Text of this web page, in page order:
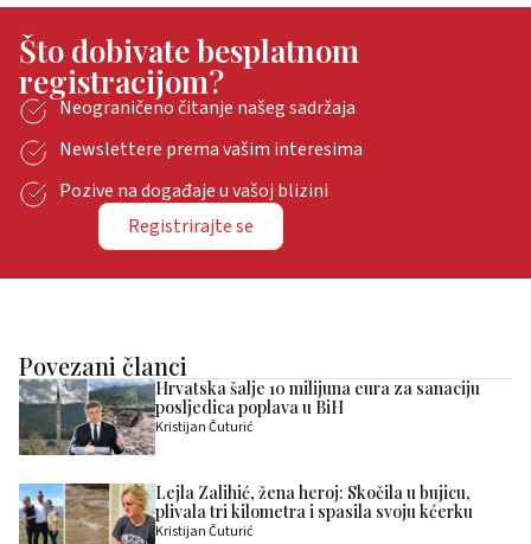
Što dobivate besplatnom
registracijom?
Neograničeno čitanje našeg sadržaja
Newslettere prema vašim interesima
Pozive na događaje u vašoj blizini
Registrirajte se
Povezani članci
Hrvatska šalje 10 milijuna eura za sanaciju
posljedica poplava u BiH
Kristijan Čuturić
Lejla Zalihić, žena heroj: Skočila u bujicu,
plivala tri kilometra i spasila svoju kćerku
Kristijan Čuturić